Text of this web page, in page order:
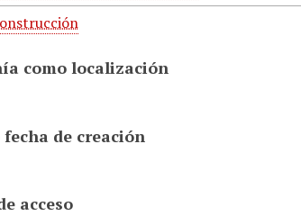
como localización
de creación
acceso